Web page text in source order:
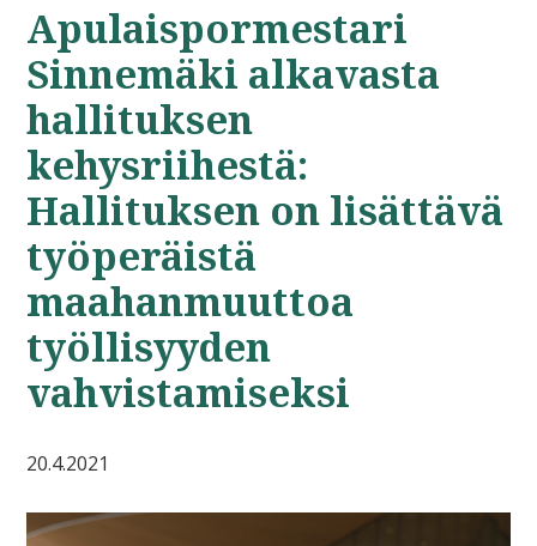
Apulaispormestari
Sinnemäki alkavasta
hallituksen
kehysriihestä:
Hallituksen on lisättävä
työperäistä
maahanmuuttoa
työllisyyden
vahvistamiseksi
20.4.2021